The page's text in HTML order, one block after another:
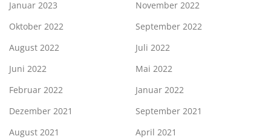
Januar 2023
November 2022
Oktober 2022
September 2022
August 2022
Juli 2022
Juni 2022
Mai 2022
Februar 2022
Januar 2022
Dezember 2021
September 2021
August 2021
April 2021